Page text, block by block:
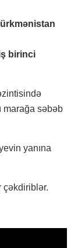
birinci
marağa səbəb
yanına
çəkdiriblər.